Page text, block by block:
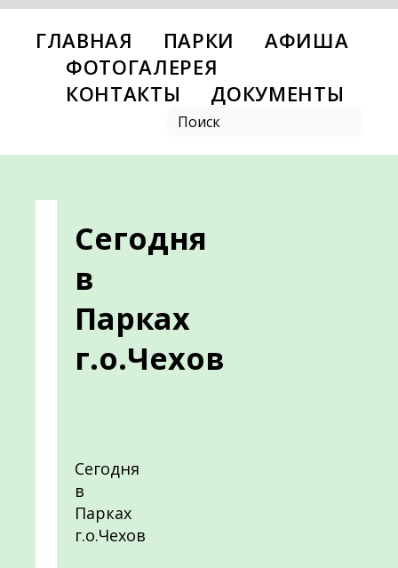
ГЛАВНАЯ ПАРКИ
АФИША
ФОТОГАЛЕРЕЯ
КОНТАКТЫ
ДОКУМЕНТЫ
Сегодня
в
Парках
г.о.Чехов
Сегодня
в
Парках
г.о.Чехов